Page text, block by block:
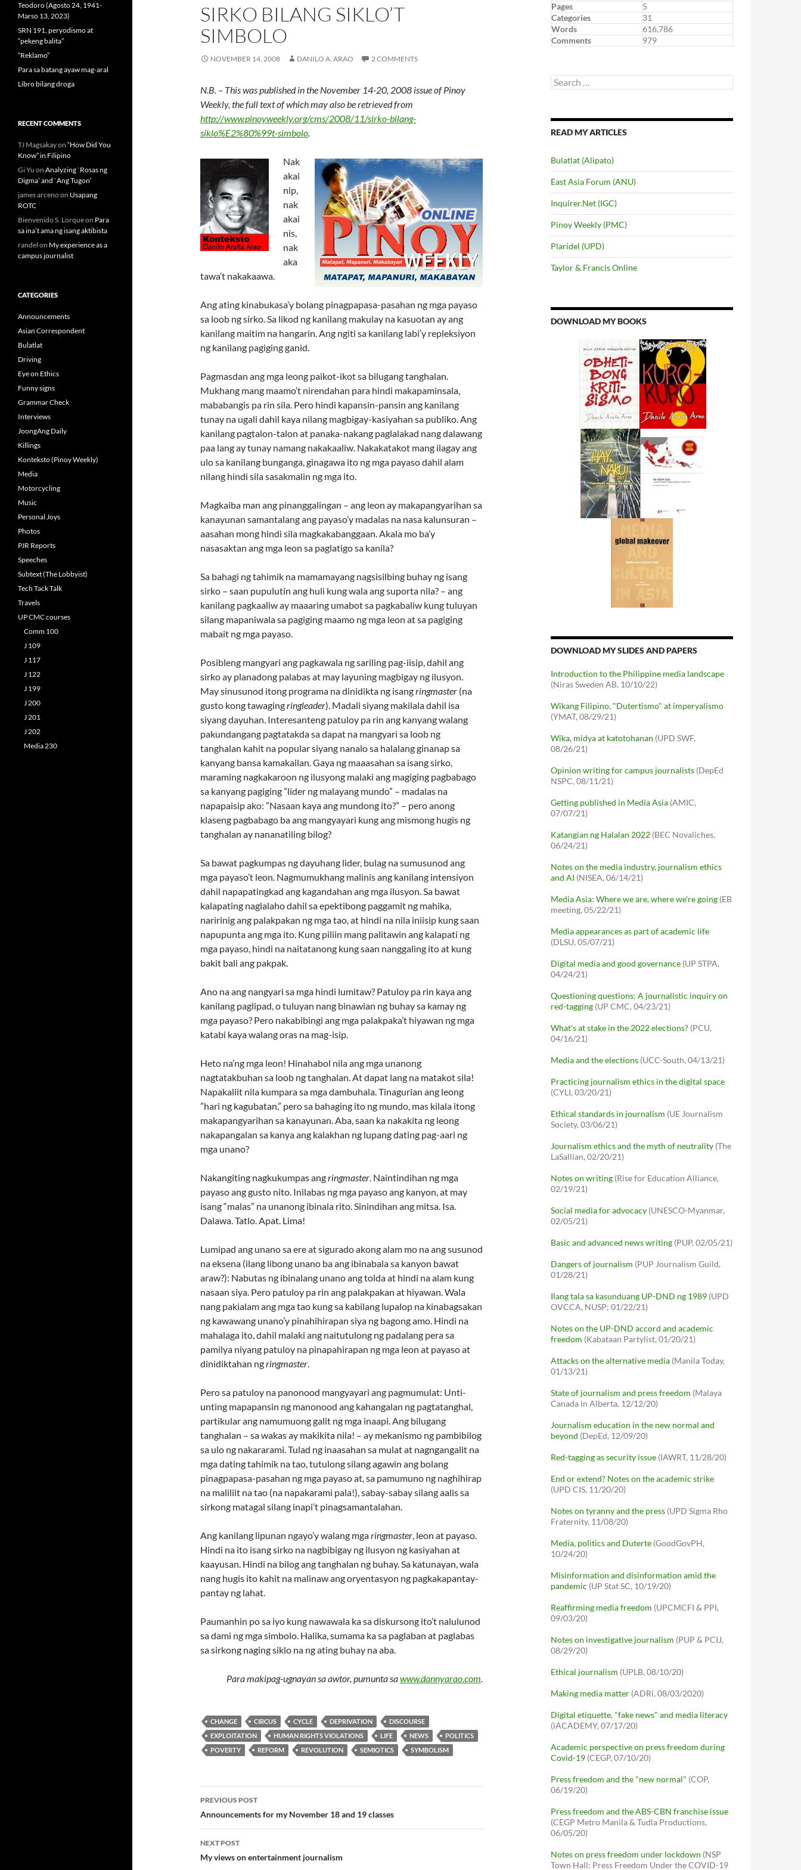
SIRKO BILANG SIKLO’T
SIMBOLO
NOVEMBER 14, 2008 DANILO A. ARAO 2 COMMENTS
N.B. – This was published in the November 14-20, 2008 issue of Pinoy
Weekly, the full text of which may also be retrieved from
http://www.pinoyweekly.org/cms/2008/11/sirko-bilang-
siklo%E2%80%99t-simbolo.
Nak
akai
nip,
nak
akai
nis,
nak
aka
tawa’t nakakaawa.
Ang ating kinabukasa’y bolang pinagpapasa-pasahan ng mga payaso
sa loob ng sirko. Sa likod ng kanilang makulay na kasuotan ay ang
kanilang maitim na hangarin. Ang ngiti sa kanilang labi’y repleksiyon
ng kanilang pagiging ganid.
Pagmasdan ang mga leong paikot-ikot sa bilugang tanghalan.
Mukhang mang maamo’t nirendahan para hindi makapaminsala,
mababangis pa rin sila. Pero hindi kapansin-pansin ang kanilang
tunay na ugali dahil kaya nilang magbigay-kasiyahan sa publiko. Ang
kanilang pagtalon-talon at panaka-nakang paglalakad nang dalawang
paa lang ay tunay namang nakakaaliw. Nakakatakot mang ilagay ang
ulo sa kanilang bunganga, ginagawa ito ng mga payaso dahil alam
nilang hindi sila sasakmalin ng mga ito.
Magkaiba man ang pinanggalingan – ang leon ay makapangyarihan sa
kanayunan samantalang ang payaso’y madalas na nasa kalunsuran –
aasahan mong hindi sila magkakabanggaan. Akala mo ba’y
nasasaktan ang mga leon sa paglatigo sa kanila?
Sa bahagi ng tahimik na mamamayang nagsisilbing buhay ng isang
sirko – saan pupulutin ang huli kung wala ang suporta nila? – ang
kanilang pagkaaliw ay maaaring umabot sa pagkabaliw kung tuluyan
silang mapaniwala sa pagiging maamo ng mga leon at sa pagiging
mabait ng mga payaso.
Posibleng mangyari ang pagkawala ng sariling pag-iisip, dahil ang
sirko ay planadong palabas at may layuning magbigay ng ilusyon.
May sinusunod itong programa na dinidikta ng isangringmaster (na
gusto kong tawagingringleader). Madali siyang makilala dahil isa
siyang dayuhan. Interesanteng patuloy pa rin ang kanyang walang
pakundangang pagtatakda sa dapat na mangyari sa loob ng
tanghalan kahit na popular siyang nanalo sa halalang ginanap sa
kanyang bansa kamakailan. Gaya ng maaasahan sa isang sirko,
maraming nagkakaroon ng ilusyong malaki ang magiging pagbabago
sa kanyang pagiging ”lider ng malayang mundo” – madalas na
napapaisip ako: ”Nasaan kaya ang mundong ito?” – pero anong
klaseng pagbabago ba ang mangyayari kung ang mismong hugis ng
tanghalan ay nananatiling bilog?
Sa bawat pagkumpas ng dayuhang lider, bulag na sumusunod ang
mga payaso’t leon. Nagmumukhang malinis ang kanilang intensiyon
dahil napapatingkad ang kagandahan ang mga ilusyon. Sa bawat
kalapating naglalaho dahil sa epektibong paggamit ng mahika,
naririnig ang palakpakan ng mga tao, at hindi na nila iniisip kung saan
napupunta ang mga ito. Kung piliin mang palitawin ang kalapati ng
mga payaso, hindi na naitatanong kung saan nanggaling ito at kung
bakit bali ang pakpak.
Ano na ang nangyari sa mga hindi lumitaw? Patuloy pa rin kaya ang
kanilang paglipad, o tuluyan nang binawian ng buhay sa kamay ng
mga payaso? Pero nakabibingi ang mga palakpaka’t hiyawan ng mga
katabi kaya walang oras na mag-isip.
Heto na’ng mga leon! Hinahabol nila ang mga unanong
nagtatakbuhan sa loob ng tanghalan. At dapat lang na matakot sila!
Napakaliit nila kumpara sa mga dambuhala. Tinagurian ang leong
”hari ng kagubatan,” pero sa bahaging ito ng mundo, mas kilala itong
makapangyarihan sa kanayunan. Aba, saan ka nakakita ng leong
nakapangalan sa kanya ang kalakhan ng lupang dating pag-aari ng
mga unano?
Nakangiting nagkukumpas angringmaster. Naintindihan ng mga
payaso ang gusto nito. Inilabas ng mga payaso ang kanyon, at may
isang “malas” na unanong ibinala rito. Sinindihan ang mitsa. Isa.
Dalawa. Tatlo. Apat. Lima!
Lumipad ang unano sa ere at sigurado akong alam mo na ang susunod
na eksena (ilang libong unano ba ang ibinabala sa kanyon bawat
araw?): Nabutas ng ibinalang unano ang tolda at hindi na alam kung
nasaan siya. Pero patuloy pa rin ang palakpakan at hiyawan. Wala
nang pakialam ang mga tao kung sa kabilang lupalop na kinabagsakan
ng kawawang unano’y pinahihirapan siya ng bagong amo. Hindi na
mahalaga ito, dahil malaki ang naitutulong ng padalang pera sa
pamilya niyang patuloy na pinapahirapan ng mga leon at payaso at
dinidiktahan ngringmaster.
Pero sa patuloy na panonood mangyayari ang pagmumulat: Unti-
unting mapapansin ng manonood ang kahangalan ng pagtatanghal,
partikular ang namumuong galit ng mga inaapi. Ang bilugang
tanghalan – sa wakas ay makikita nila! – ay mekanismo ng pambibilog
sa ulo ng nakararami. Tulad ng inaasahan sa mulat at nagngangalit na
mga dating tahimik na tao, tutulong silang agawin ang bolang
pinagpapasa-pasahan ng mga payaso at, sa pamumuno ng naghihirap
na maliliit na tao (na napakarami pala!), sabay-sabay silang aalis sa
sirkong matagal silang inapi’t pinagsamantalahan.
Ang kanilang lipunan ngayo’y walang mgaringmaster, leon at payaso.
Hindi na ito isang sirko na nagbibigay ng ilusyon ng kasiyahan at
kaayusan. Hindi na bilog ang tanghalan ng buhay. Sa katunayan, wala
nang hugis ito kahit na malinaw ang oryentasyon ng pagkakapantay-
pantay ng lahat.
Paumanhin po sa iyo kung nawawala ka sa diskursong ito’t nalulunod
sa dami ng mga simbolo. Halika, sumama ka sa paglaban at paglabas
sa sirkong naging siklo na ng ating buhay na aba.
Para makipag-ugnayan sa awtor, pumunta sawww.dannyarao.com.
CHANGE CIRCUS CYCLE DEPRIVATION
DISCOURSE
EXPLOITATION
HUMAN RIGHTS VIOLATIONS LIFE NEWS
POLITICS
POVERTY
REFORM REVOLUTION SEMIOTICS SYMBOLISM
Post
navigation
PREVIOUS POST
Announcements for my November 18 and 19 classes
NEXT POST
My views on entertainment journalism
Pages
5
Categories
31
Words
616,786
Comments
979
Search
for:
READ MY ARTICLES
Bulatlat (Alipato)
East Asia Forum (ANU)
Inquirer.Net (IGC)
Pinoy Weekly (PMC)
Plaridel (UPD)
Taylor & Francis Online
DOWNLOAD MY BOOKS
DOWNLOAD MY SLIDES AND PAPERS
Introduction to the Philippine media landscape
(Niras Sweden AB, 10/10/22)
Wikang Filipino, "Dutertismo" at imperyalismo
(YMAT, 08/29/21)
Wika, midya at katotohanan (UPD SWF,
08/26/21)
Opinion writing for campus journalists (DepEd
NSPC, 08/11/21)
Getting published in Media Asia (AMIC,
07/07/21)
Katangian ng Halalan 2022 (BEC Novaliches,
06/24/21)
Notes on the media industry, journalism ethics
and AI (NISEA, 06/14/21)
Media Asia: Where we are, where we're going (EB
meeting, 05/22/21)
Media appearances as part of academic life
(DLSU, 05/07/21)
Digital media and good governance (UP STPA,
04/24/21)
Questioning questions: A journalistic inquiry on
red-tagging (UP CMC, 04/23/21)
What's at stake in the 2022 elections? (PCU,
04/16/21)
Media and the elections (UCC-South, 04/13/21)
Practicing journalism ethics in the digital space
(CYLI, 03/20/21)
Ethical standards in journalism (UE Journalism
Society, 03/06/21)
Journalism ethics and the myth of neutrality (The
LaSallian, 02/20/21)
Notes on writing (Rise for Education Alliance,
02/19/21)
Social media for advocacy (UNESCO-Myanmar,
02/05/21)
Basic and advanced news writing (PUP, 02/05/21)
Dangers of journalism (PUP Journalism Guild,
01/28/21)
Ilang tala sa kasunduang UP-DND ng 1989 (UPD
OVCCA, NUSP; 01/22/21)
Notes on the UP-DND accord and academic
freedom (Kabataan Partylist, 01/20/21)
Attacks on the alternative media (Manila Today,
01/13/21)
State of journalism and press freedom (Malaya
Canada in Alberta, 12/12/20)
Journalism education in the new normal and
beyond (DepEd, 12/09/20)
Red-tagging as security issue (IAWRT, 11/28/20)
End or extend? Notes on the academic strike
(UPD CIS, 11/20/20)
Notes on tyranny and the press (UPD Sigma Rho
Fraternity, 11/08/20)
Media, politics and Duterte (GoodGovPH,
10/24/20)
Misinformation and disinformation amid the
pandemic (UP Stat SC, 10/19/20)
Reaffirming media freedom (UPCMCFI & PPI,
09/03/20)
Notes on investigative journalism (PUP & PCIJ,
08/29/20)
Ethical journalism (UPLB, 08/10/20)
Making media matter (ADRi, 08/03/2020)
Digital etiquette, "fake news" and media literacy
(iACADEMY, 07/17/20)
Academic perspective on press freedom during
Covid-19 (CEGP, 07/10/20)
Press freedom and the "new normal" (COP,
06/19/20)
Press freedom and the ABS-CBN franchise issue
(CEGP Metro Manila & Tudla Productions,
06/05/20)
Notes on press freedom under lockdown (NSP
Town Hall: Press Freedom Under the COVID-19
Teodoro (Agosto 24, 1941-
Marso 13, 2023)
SRN 191, peryodismo at
“pekeng balita”
“Reklamo”
Para sa batang ayaw mag-aral
Libro bilang droga
RECENT COMMENTS
TJ Magsakayon “How Did You
Know” in Filipino
Gi Yu on Analyzing `Rosas ng
Digma’ and `Ang Tugon’
james arcenoon Usapang
ROTC
Bienvenido S. Lorqueon Para
sa ina’t ama ng isang aktibista
randel on My experience as a
campus journalist
CATEGORIES
Announcements
Asian Correspondent
Bulatlat
Driving
Eye on Ethics
Funny signs
Grammar Check
Interviews
JoongAng Daily
Killings
Konteksto (Pinoy Weekly)
Media
Motorcycling
Music
Personal Joys
Photos
PJR Reports
Speeches
Subtext (The Lobbyist)
Tech Tack Talk
Travels
UP CMC courses
Comm 100
J 109
J 117
J 122
J 199
J 200
J 201
J 202
Media 230